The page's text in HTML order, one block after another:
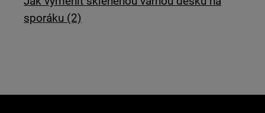
sporáku (2)